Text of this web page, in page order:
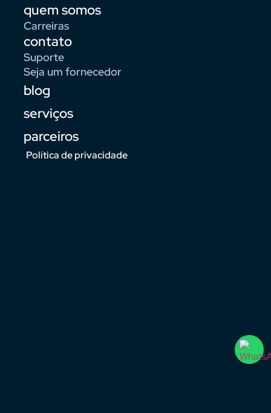
quem somos
Carreiras
contato
Suporte
Seja um fornecedor
blog
serviços
parceiros
Política de privacidade